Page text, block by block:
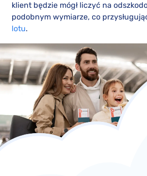
klient będzie mógł liczyć na
podobnym wymiarze, co
lotu.